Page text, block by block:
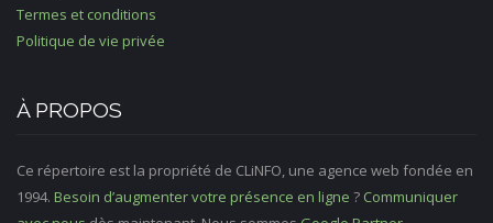
Termes et conditions
Politique de vie privée
À PROPOS
Ce répertoire est la propriété de CLiNFO, une agence web fondée en
1994. Besoin d’augmenter votre présence en ligne ? Communiquer